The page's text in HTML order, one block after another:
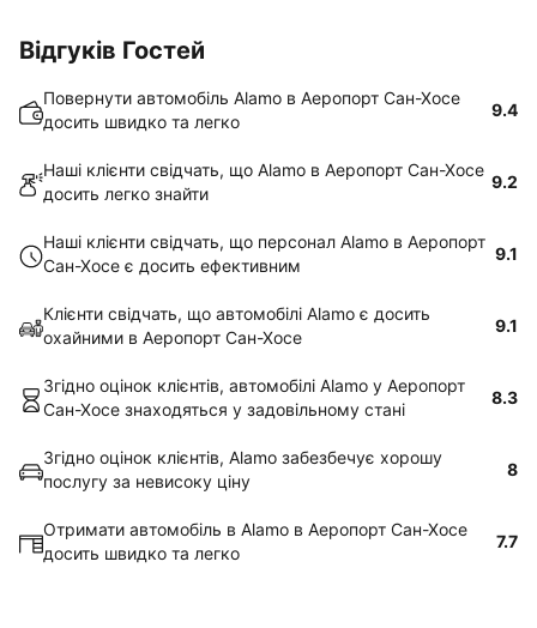
Відгуків Гостей
Повернути автомобіль Alamo в Аеропорт Сан-Хосе
досить швидко та легко
9.4
Наші клієнти свідчать, що Alamo в Аеропорт Сан-Хосе
досить легко знайти
9.2
Наші клієнти свідчать, що персонал Alamo в Аеропорт
Сан-Хосе є досить ефективним
9.1
Клієнти свідчать, що автомобілі Alamo є досить
охайними в Аеропорт Сан-Хосе
9.1
Згідно оцінок клієнтів, автомобілі Alamo у Аеропорт
Сан-Хосе знаходяться у задовільному стані
8.3
Згідно оцінок клієнтів, Alamo забезбечує хорошу
послугу за невисоку ціну
8
Отримати автомобіль в Alamo в Аеропорт Сан-Хосе
досить швидко та легко
7.7